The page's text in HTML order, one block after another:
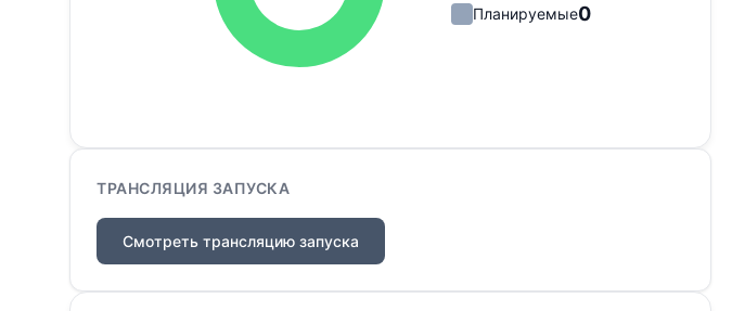
Планируемые0
ТРАНСЛЯЦИЯ ЗАПУСКА
Смотреть трансляцию запуска